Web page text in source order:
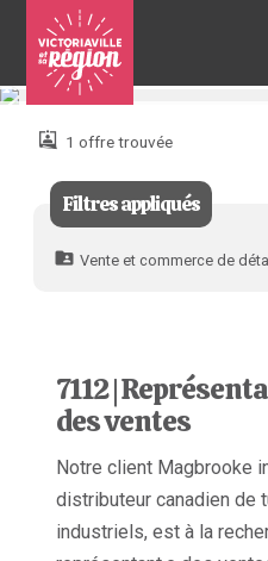
Pour
joindre
1 offre trouvée
Filtres appliqués
Vente et commerce de
7112 |
des ventes
Notre client Magbrooke
distributeur canadien de
industriels, est à la